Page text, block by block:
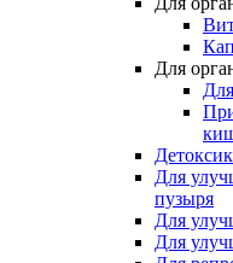
Для
Для
пузыря
Для
Для